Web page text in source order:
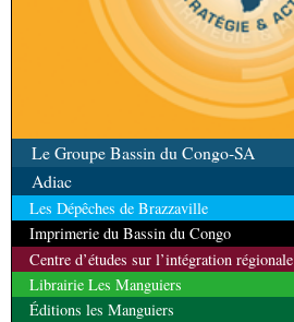
Le Groupe Bassin du Congo-SA
Adiac
Les Dépêches de Brazzaville
Imprimerie du Bassin du Congo
Centre d’études sur l’intégration régionale
Librairie Les Manguiers
Éditions les Manguiers